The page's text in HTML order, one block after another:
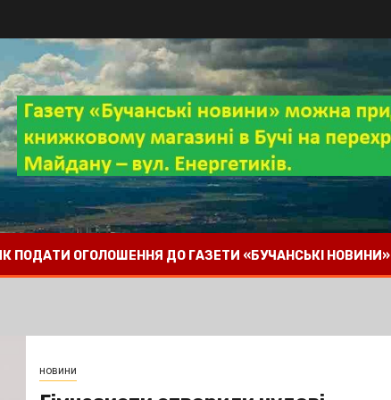
ПОДАТИ ОГОЛОШЕННЯ ДО ГАЗЕТИ «БУЧАНСЬКІ НОВИНИ»
новини